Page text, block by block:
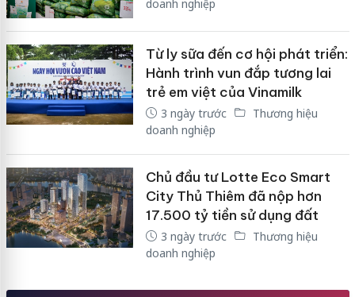
doanh nghiệp
Từ ly sữa đến cơ hội phát triển:
Hành trình vun đắp tương lai
trẻ em việt của Vinamilk
3 ngày trước
Thương hiệu
doanh nghiệp
Chủ đầu tư Lotte Eco Smart
City Thủ Thiêm đã nộp hơn
17.500 tỷ tiền sử dụng đất
3 ngày trước
Thương hiệu
doanh nghiệp